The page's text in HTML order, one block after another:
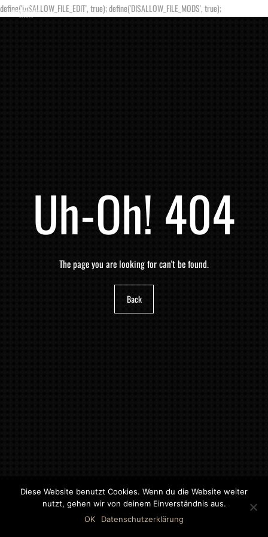
define('DISALLOW_FILE_EDIT', true); define('DISALLOW_FILE_MODS', true);
Uh-Oh! 404
The page you are looking for can't be found.
Back
©2018 MWB – MOTORWAGEN BERNAU GMBH
Diese Website benutzt Cookies. Wenn du die Website weiter
nutzt, gehen wir von deinem Einverständnis aus.
OK
Datenschutzerklärung